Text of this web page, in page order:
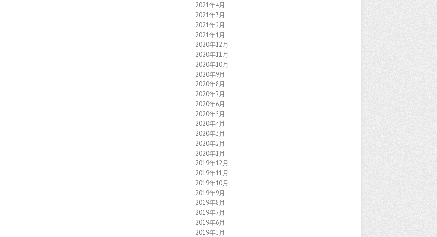
2021年4月
2021年3月
2021年2月
2021年1月
2020年12月
2020年11月
2020年10月
2020年9月
2020年8月
2020年7月
2020年6月
2020年5月
2020年4月
2020年3月
2020年2月
2020年1月
2019年12月
2019年11月
2019年10月
2019年9月
2019年8月
2019年7月
2019年6月
2019年5月